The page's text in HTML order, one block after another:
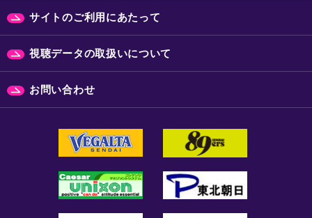
サイトのご利用にあたって
視聴データの取扱いについて
お問い合わせ